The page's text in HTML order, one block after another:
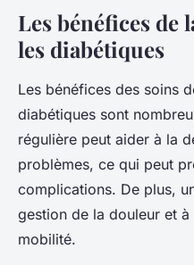
Les bénéfices de
les diabétiques
Les bénéfices des soins
diabétiques sont
régulière peut aider à la
problèmes, ce qui peut
complications. De plus,
gestion de la douleur et à
mobilité.